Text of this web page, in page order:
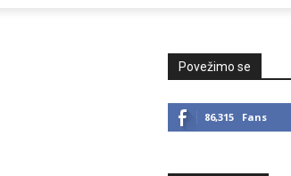
Povežimo se
86,315 Fans